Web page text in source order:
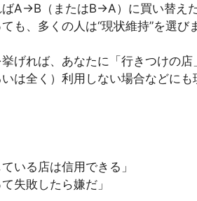
A→B（またはB→A）に買い替え
も、多くの人は“現状維持”を選び
挙げれば、あなたに「行きつけの
は全く）利用しない場合などに
いる店は信用できる」
失敗したら嫌だ」